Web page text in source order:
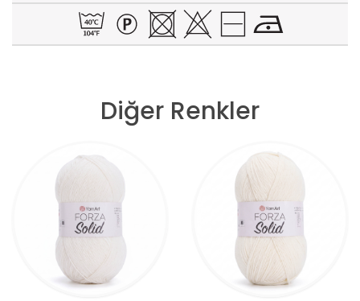
Diğer Renkler